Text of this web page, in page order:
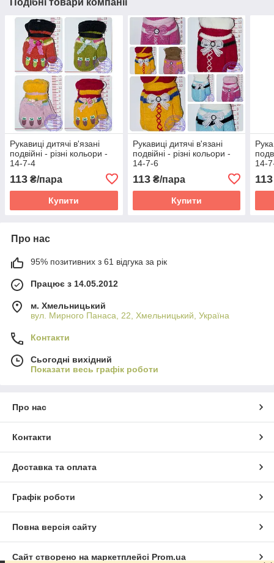
Подібні товари компанії
Рукавиці дитячі в'язані
подвійні - різні кольори -
14-7-4
113 ₴/пара
Купити
Рукавиці дитячі в'язані
подвійні - різні кольори -
14-7-6
113₴/пара
Купити
14-
113
Про нас
95% позитивних з 61 відгука за рік
Працює з 14.05.2012
м. Хмельницький
вул. Мирного Панаса, 22, Хмельницький, Україна
Контакти
Сьогодні вихідний
Показати весь графік роботи
Про нас
Контакти
Доставка та оплата
Графік роботи
Повна версія сайту
Сайт створено на маркетплейсі Prom.ua